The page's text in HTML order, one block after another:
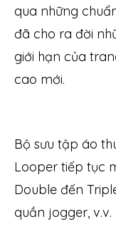
qua những
đã cho ra đời
giới hạn của
cao mới.
Bộ sưu tập áo
Looper tiếp tục
Double đến
quần jogger, v.v.